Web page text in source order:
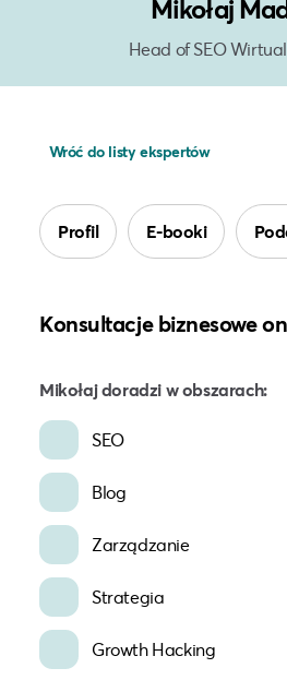
Mikołaj
Head of SEO
Wróć do listy ekspertów
Profil E-booki
Konsultacje biznesowe
Mikołaj doradzi w obszarach:
SEO
Blog
Zarządzanie
Strategia
Growth Hacking